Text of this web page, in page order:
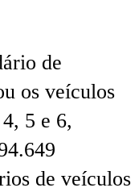
de
os veículos
5 e 6,
de veículos